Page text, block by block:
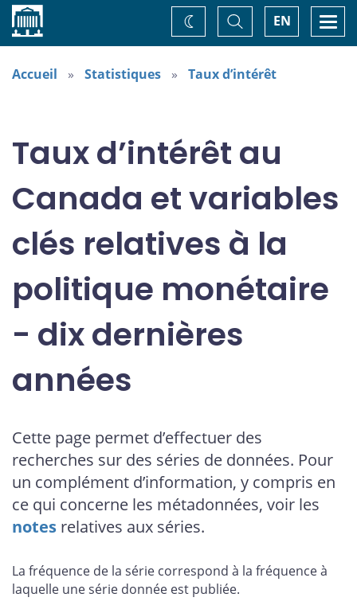
Accueil EN
Basculer
la
recherche
Changez
de
thème
Accueil Statistiques Taux d’intérêt
Taux d’intérêt au
Canada et variables
clés relatives à la
politique monétaire
- dix dernières
années
Cette page permet d’effectuer des
recherches sur des séries de données. Pour
un complément d’information, y compris en
ce qui concerne les métadonnées, voir les
notes relatives aux séries.
La fréquence de la série correspond à la fréquence à
laquelle une série donnée est publiée.